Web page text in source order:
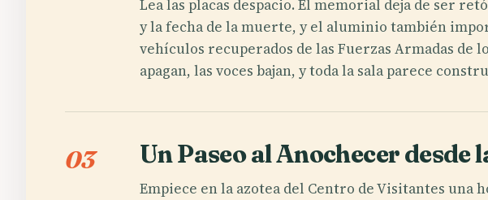
Lea las placas despacio. El memorial deja de ser
y la fecha de la muerte, y el aluminio también
vehículos recuperados de las Fuerzas Armadas de
apagan, las voces bajan, y toda la sala parece
03 Un Paseo al Anochecer desde
Empiece en la azotea del Centro de Visitantes una